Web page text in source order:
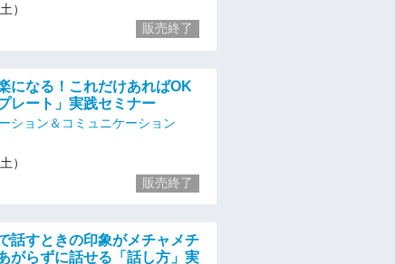
）
販売終了
になる！これだけあればOK
レート」実践セミナー
ション＆コミュニケーション
）
販売終了
話すときの印象がメチャメチ
がらずに話せる「話し方」実